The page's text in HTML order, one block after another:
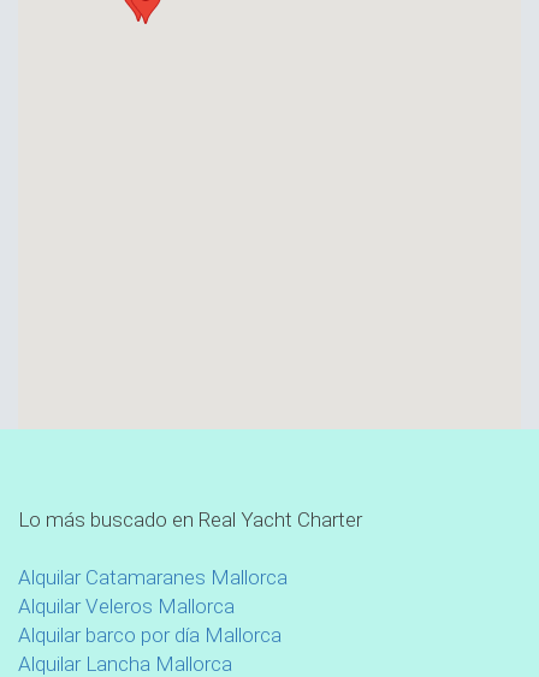
Lo más buscado en Real Yacht Charter
Alquilar Catamaranes Mallorca
Alquilar Veleros Mallorca
Alquilar barco por día Mallorca
Alquilar Lancha Mallorca